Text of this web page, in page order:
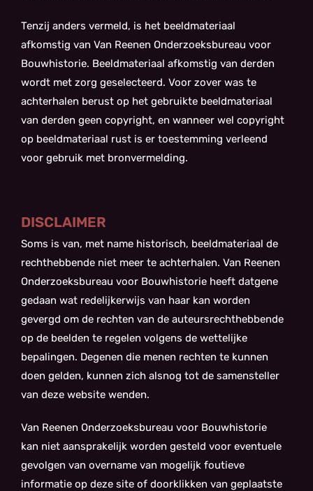
Tenzij anders vermeld, is het beeldmateriaal
afkomstig van Van Reenen Onderzoeksbureau voor
Bouwhistorie. Beeldmateriaal afkomstig van derden
wordt met zorg geselecteerd. Voor zover was te
achterhalen berust op het gebruikte beeldmateriaal
van derden geen copyright, en wanneer wel copyright
op beeldmateriaal rust is er toestemming verleend
voor gebruik met bronvermelding.
DISCLAIMER
Soms is van, met name historisch, beeldmateriaal de
rechthebbende niet meer te achterhalen. Van Reenen
Onderzoeksbureau voor Bouwhistorie heeft datgene
gedaan wat redelijkerwijs van haar kan worden
gevergd om de rechten van de auteursrechthebbende
op de beelden te regelen volgens de wettelijke
bepalingen. Degenen die menen rechten te kunnen
doen gelden, kunnen zich alsnog tot de samensteller
van deze website wenden.
Van Reenen Onderzoeksbureau voor Bouwhistorie
kan niet aansprakelijk worden gesteld voor eventuele
gevolgen van overname van mogelijk foutieve
informatie op deze site of doorklikken van geplaatste